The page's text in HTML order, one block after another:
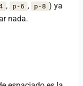
, p-6 , p-8 ) ya
nada.